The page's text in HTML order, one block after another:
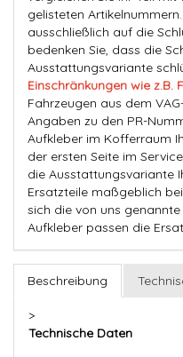
gelisteten
ausschließlich auf die
bedenken Sie, dass die
Ausstattungsvariante
Einschränkungen wie
Fahrzeugen aus dem
Angaben zu den PR-
Aufkleber im Kofferraum
der ersten Seite im
die Ausstattungsvariante
Ersatzteile maßgeblich
sich die von uns
Aufkleber passen die
Beschreibung
>
Technische Daten